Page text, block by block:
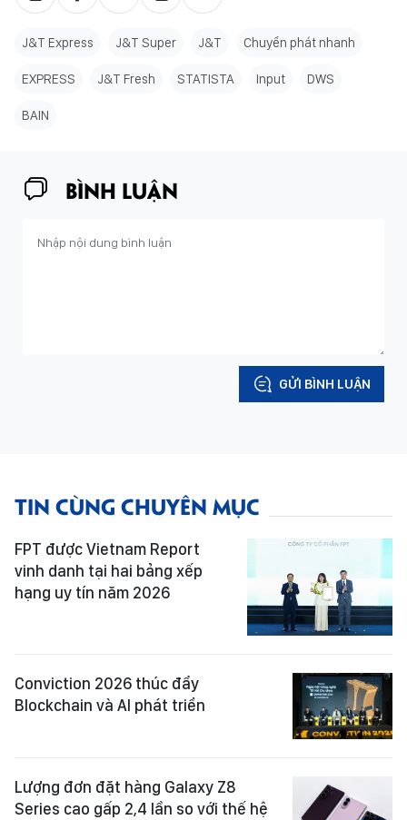
J&T Express J&T Super J&T Chuyển phát nhanh
EXPRESS J&T Fresh STATISTA Input DWS
BAIN
BÌNH LUẬN
GỬI BÌNH LUẬN
TIN CÙNG CHUYÊN MỤC
FPT được Vietnam Report
vinh danh tại hai bảng xếp
hạng uy tín năm 2026
Conviction 2026 thúc đẩy
Blockchain và AI phát triển
Lượng đơn đặt hàng Galaxy Z8
Series cao gấp 2,4 lần so với thế hệ